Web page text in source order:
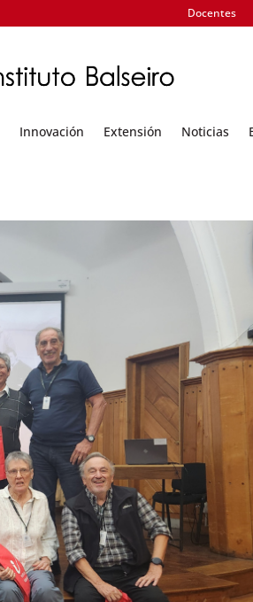
Docentes
Innovación Extensión Noticias